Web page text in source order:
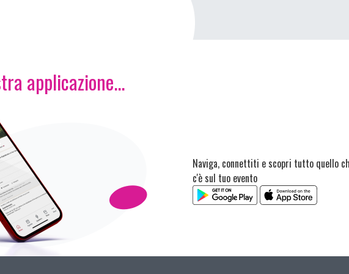
applicazione...
Naviga, connettiti e scopri tutto quello
c'è sul tuo evento